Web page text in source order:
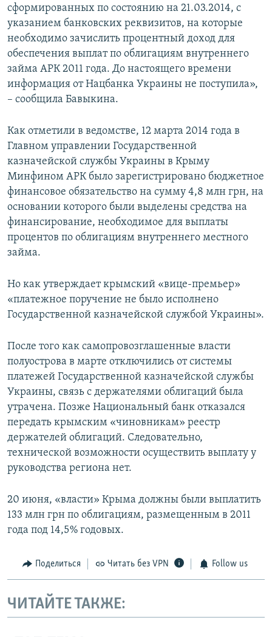
сформированных по состоянию на 21.03.2014, с
указанием банковских реквизитов, на которые
необходимо зачислить процентный доход для
обеспечения выплат по облигациям внутреннего
займа АРК 2011 года. До настоящего времени
информация от Нацбанка Украины не поступила»,
– сообщила Бавыкина.
Как отметили в ведомстве, 12 марта 2014 года в
Главном управлении Государственной
казначейской службы Украины в Крыму
Минфином АРК было зарегистрировано бюджетное
финансовое обязательство на сумму 4,8 млн грн, на
основании которого были выделены средства на
финансирование, необходимое для выплаты
процентов по облигациям внутреннего местного
займа.
Но как утверждает крымский «вице-премьер»
«платежное поручение не было исполнено
Государственной казначейской службой Украины».
После того как самопровозглашенные власти
полуострова в марте отключились от системы
платежей Государственной казначейской службы
Украины, связь с держателями облигаций была
утрачена. Позже Национальный банк отказался
передать крымским «чиновникам» реестр
держателей облигаций. Следовательно,
технической возможности осуществить выплату у
руководства региона нет.
20 июня, «власти» Крыма должны были выплатить
133 млн грн по облигациям, размещенным в 2011
года под 14,5 % годовых.
Поделиться Читать без VPN Follow us
ЧИТАЙТЕ ТАКЖЕ: